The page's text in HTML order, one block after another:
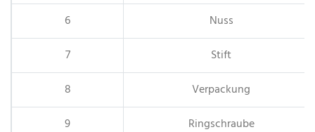
6
Nuss
7
Stift
8
Verpackung
9
Ringschraube